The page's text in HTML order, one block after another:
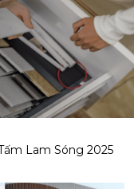
Lam Sóng 2025